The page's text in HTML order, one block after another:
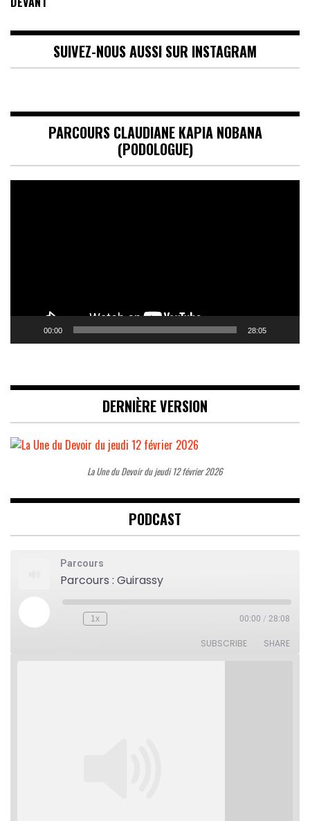
SUIVEZ-NOUS AUSSI SUR INSTAGRAM
PARCOURS CLAUDIANE KAPIA NOBANA
(PODOLOGUE)
00:00 28:05
DERNIÈRE VERSION
La Une du Devoir du jeudi 12 février 2026
PODCAST
Parcours
Parcours : Guirassy
Play
Episode
Rewind
1x 00:00 / 28:08
SUBSCRIBE SHARE